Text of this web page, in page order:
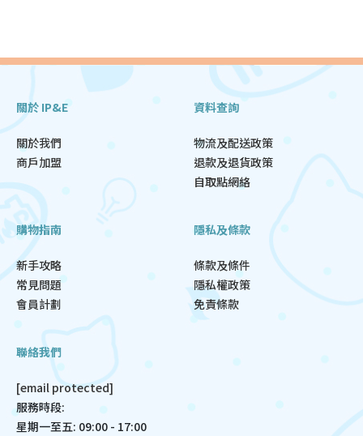
關於 IP&E
關於我們
商戶加盟
資料查詢
物流及配送政策
退款及退貨政策
自取點網絡
購物指南
新手攻略
常見問題
會員計劃
隱私及條款
條款及條件
隱私權政策
免責條款
聯絡我們
[email protected]
服務時段:
星期一至五: 09:00 - 17:00